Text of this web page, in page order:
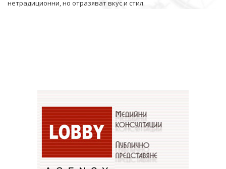
нетрадиционни, но отразяват вкус и стил.